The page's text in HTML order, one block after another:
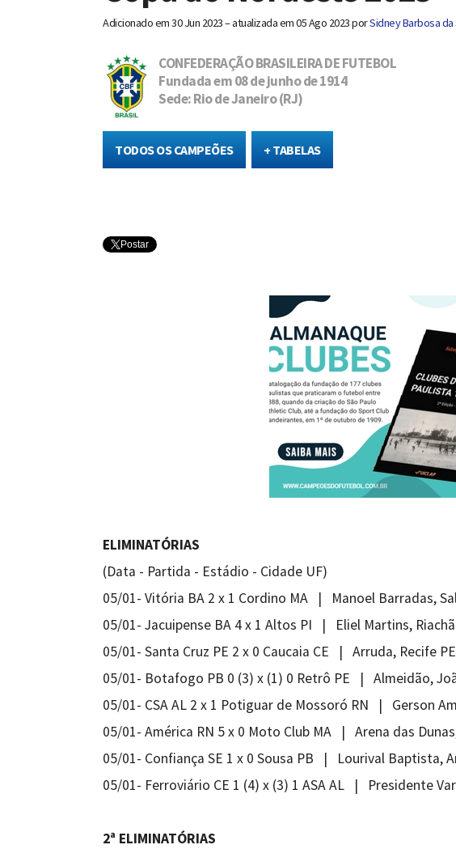
Adicionado em30 Jun 2023 – atualizada em 05 Ago 2023porSidney Barbosa da
CONFEDERAÇÃO BRASILEIRA DE FUTEBOL
Fundada em 08 de junho de 1914
Sede: Rio de Janeiro (RJ)
TODOS OS CAMPEÕES + TABELAS
Postar
ELIMINATÓRIAS
(Data - Partida - Estádio - Cidade UF)
05/01- Vitória BA 2 x 1 Cordino MA | Manoel Barradas,
05/01- Jacuipense BA 4 x 1 Altos PI | Eliel Martins,
05/01- Santa Cruz PE 2 x 0 Caucaia CE | Arruda, Recife PE
05/01- Botafogo PB 0 (3) x (1) 0 Retrô PE | Almeidão,
05/01- CSA AL 2 x 1 Potiguar de Mossoró RN | Gerson
05/01- América RN 5 x 0 Moto Club MA | Arena das
05/01- Confiança SE 1 x 0 Sousa PB | Lourival Baptista,
05/01- Ferroviário CE 1 (4) x (3) 1 ASA AL | Presidente
2ª ELIMINATÓRIAS